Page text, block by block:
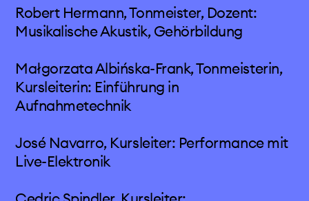
informationen
team
studios
aktivitäten
mediathek
Robert Hermann, Tonmeister, Dozent:
Musikalische Akustik, Gehörbildung
Małgorzata Albińska-Frank, Tonmeisterin,
Kursleiterin: Einführung in
Aufnahmetechnik
José Navarro, Kursleiter: Performance mit
Live-Elektronik